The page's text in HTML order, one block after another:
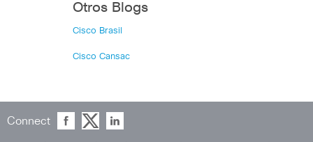
Otros Blogs
Cisco Brasil
Cisco Cansac
Connect